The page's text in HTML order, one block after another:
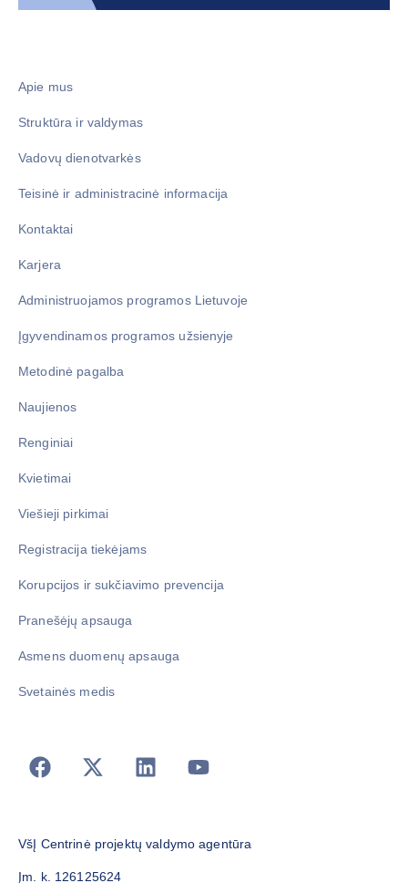
Apie mus
Struktūra ir valdymas
Vadovų dienotvarkės
Teisinė ir administracinė informacija
Kontaktai
Karjera
Administruojamos programos Lietuvoje
Įgyvendinamos programos užsienyje
Metodinė pagalba
Naujienos
Renginiai
Kvietimai
Viešieji pirkimai
Registracija tiekėjams
Korupcijos ir sukčiavimo prevencija
Pranešėjų apsauga
Asmens duomenų apsauga
Svetainės medis
VšĮ Centrinė projektų valdymo agentūra
Įm. k. 126125624